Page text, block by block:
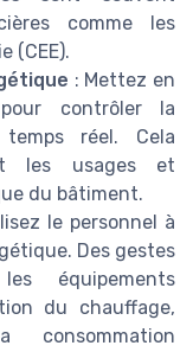
comme les
(CEE).
: Mettez en
contrôler la
temps réel. Cela
les usages et
du bâtiment.
le personnel à
Des gestes
équipements
du chauffage,